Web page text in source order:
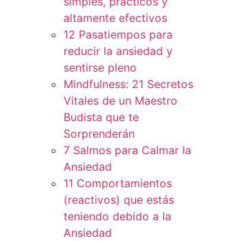
altamente efectivos
12 Pasatiempos para
reducir la ansiedad y
sentirse pleno
Mindfulness: 21 Secretos
Vitales de un Maestro
Budista que te
Sorprenderán
7 Salmos para Calmar la
Ansiedad
11 Comportamientos
(reactivos) que estás
teniendo debido a la
Ansiedad